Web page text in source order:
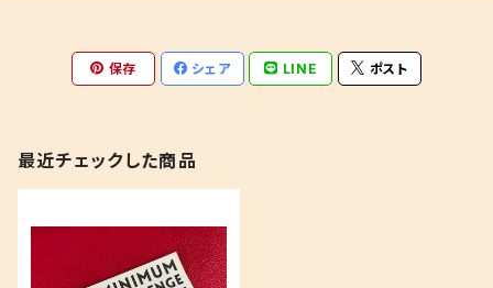
保存 シェア LINE ポスト
最近チェックした商品